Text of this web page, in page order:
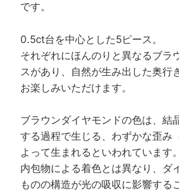
です。
0.5ct台を中心とした5ピース。
それぞれにほんのりと異なるブラ
スがあり、自然が生み出した奥行
お楽しみいただけます。
ブラウンダイヤモンドの色は、結
する過程で生じる、わずかな歪み
よって生まれるといわれています。
内包物による着色とは異なり、ダ
ものの構造が光の吸収に影響する